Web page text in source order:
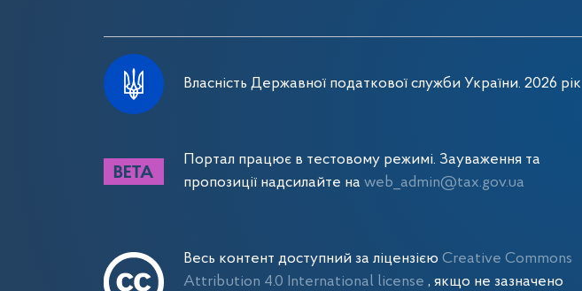
Власність Державної податкової служби України. 2026 рік
Портал працює в тестовому режимі. Зауваження та
пропозиції надсилайте на web_admin@tax.gov.ua
Весь контент доступний за ліцензією Creative Commons
Attribution 4.0 International license , якщо не зазначено